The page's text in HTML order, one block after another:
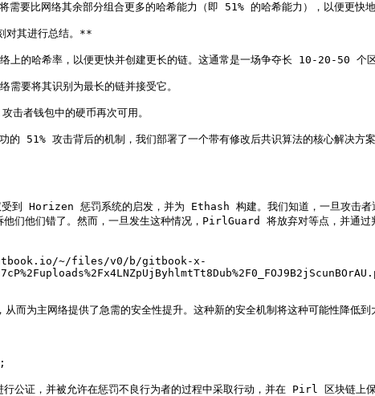
要比网络其余部分组合更多的哈希能力（即 51% 的哈希能力），以便更快地
对其进行总结。**
上的哈希率，以便更快并创建更长的链。这通常是一场争夺长 10-20-50 个区
需要将其识别为最长的链并接受它。
击者钱包中的硬币再次可用。
攻击背后的机制，我们部署了一个带有修改后共识算法的核心解决方案
Horizen 惩罚系统的启发，并为 Ethash 构建。我们知道，一旦攻击者通
他们他们错了。然而，一旦发生这种情况，PirlGuard 将放弃对等点，并通
~/files/v0/b/gitbook-x-
为主网络提供了急需的安全性提升。这种新的安全机制将这种可能性降低到
行公证，并被允许在惩罚不良行为者的过程中采取行动，并在 Pirl 区块链上保